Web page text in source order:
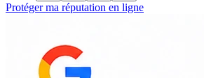
Protéger ma réputation en ligne